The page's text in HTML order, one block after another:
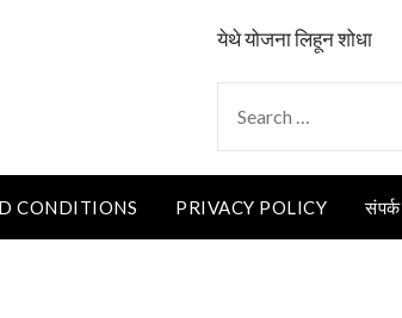
येथे योजना लिहून शोधा
FOR:
CONDITIONS PRIVACY POLICY संपर्क